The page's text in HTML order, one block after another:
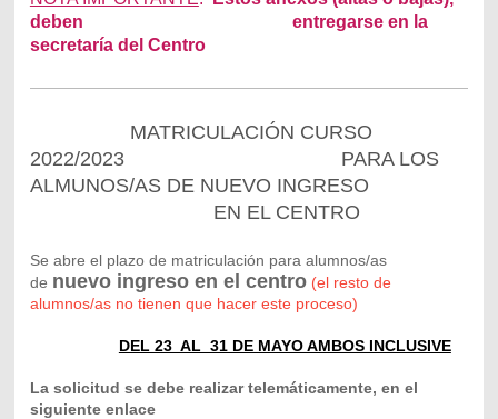
deben entregarse en la
secretaría del Centro
MATRICULACIÓN CURSO
2022/2023 PARA LOS
ALMUNOS/AS DE NUEVO INGRESO
EN EL CENTRO
Se abre el plazo de matriculación para alumnos/as
de nuevo ingreso en el centro (el resto de
alumnos/as no tienen que hacer este proceso)
DEL 23 AL 31 DE MAYO AMBOS INCLUSIVE
La solicitud se debe realizar telemáticamente, en el
siguiente enlace